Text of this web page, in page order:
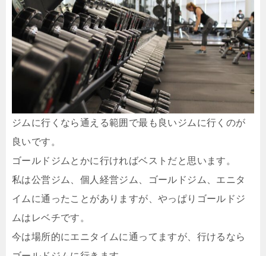
ジムに行くなら通える範囲で最も良いジムに行くのが
良いです。
ゴールドジムとかに行ければベストだと思います。
私は公営ジム、個人経営ジム、ゴールドジム、エニタ
イムに通ったことがありますが、やっぱりゴールドジ
ムはレベチです。
今は場所的にエニタイムに通ってますが、行けるなら